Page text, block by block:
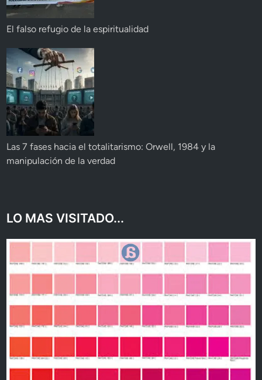
El falso refugio de la espiritualidad
Las 7 fases hacia el totalitarismo: Orwell, 1984 y la
manipulación de la verdad
LO MAS VISITADO...